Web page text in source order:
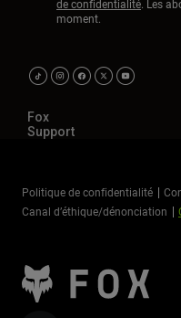
de confidentialité. Les
moment.
Fox
Support
Politique de confidentialité
Canal d’éthique/dénonciation